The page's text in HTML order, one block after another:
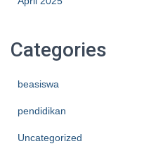
Categories
beasiswa
pendidikan
Uncategorized